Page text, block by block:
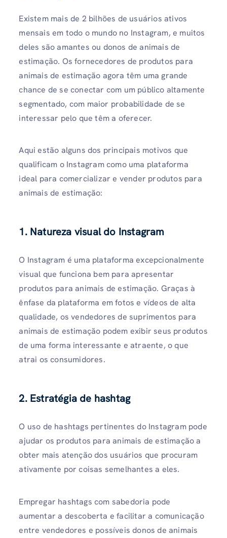
Existem mais de 2 bilhões de usuários ativos
mensais em todo o mundo no Instagram, e muitos
deles são amantes ou donos de animais de
estimação. Os fornecedores de produtos para
animais de estimação agora têm uma grande
chance de se conectar com um público altamente
segmentado, com maior probabilidade de se
interessar pelo que têm a oferecer.
Aqui estão alguns dos principais motivos que
qualificam o Instagram como uma plataforma
ideal para comercializar e vender produtos para
animais de estimação:
1. Natureza visual do Instagram
O Instagram é uma plataforma excepcionalmente
visual que funciona bem para apresentar
produtos para animais de estimação. Graças à
ênfase da plataforma em fotos e vídeos de alta
qualidade, os vendedores de suprimentos para
animais de estimação podem exibir seus produtos
de uma forma interessante e atraente, o que
atrai os consumidores.
2. Estratégia de hashtag
O uso de hashtags pertinentes do Instagram pode
ajudar os produtos para animais de estimação a
obter mais atenção dos usuários que procuram
ativamente por coisas semelhantes a eles.
Empregar hashtags com sabedoria pode
aumentar a descoberta e facilitar a comunicação
entre vendedores e possíveis donos de animais